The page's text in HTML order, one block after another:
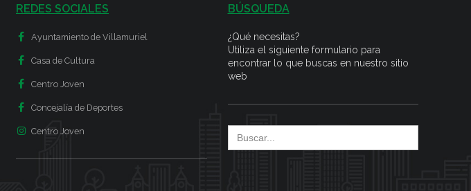
REDES SOCIALES
Ayuntamiento de Villamuriel
Casa de Cultura
Centro Joven
Concejalía de Deportes
Centro Joven
BÚSQUEDA
¿Qué necesitas?
Utiliza el siguiente formulario para
encontrar lo que buscas en nuestro sitio
web
Search
for: